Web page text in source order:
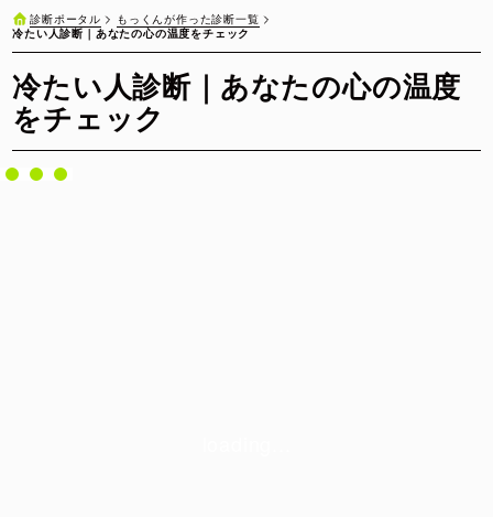
診断ポータル
もっくんが作った診断一覧
冷たい人診断｜あなたの心の温度をチェック
冷たい人診断｜あなたの心の温度
をチェック